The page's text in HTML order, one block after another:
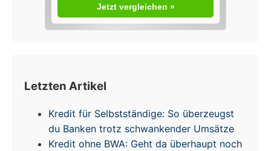
Jetzt vergleichen »
Letzten Artikel
Kredit für Selbstständige: So überzeugst
du Banken trotz schwankender Umsätze
Kredit ohne BWA: Geht da überhaupt noch